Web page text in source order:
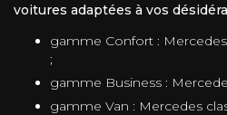
voitures adaptées à vos
gamme Confort :
;
gamme Business :
gamme Van : Mercedes